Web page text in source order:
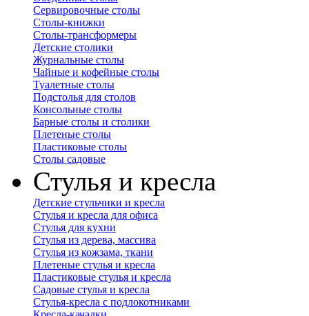
Сервировочные столы
Столы-книжки
Столы-трансформеры
Детские столики
Журнальные столы
Чайные и кофейные столы
Туалетные столы
Подстолья для столов
Консольные столы
Барные столы и столики
Плетеные столы
Пластиковые столы
Столы садовые
Стулья и кресла
Детские стульчики и кресла
Стулья и кресла для офиса
Стулья для кухни
Стулья из дерева, массива
Стулья из кожзама, ткани
Плетеные стулья и кресла
Пластиковые стулья и кресла
Садовые стулья и кресла
Стулья-кресла с подлокотниками